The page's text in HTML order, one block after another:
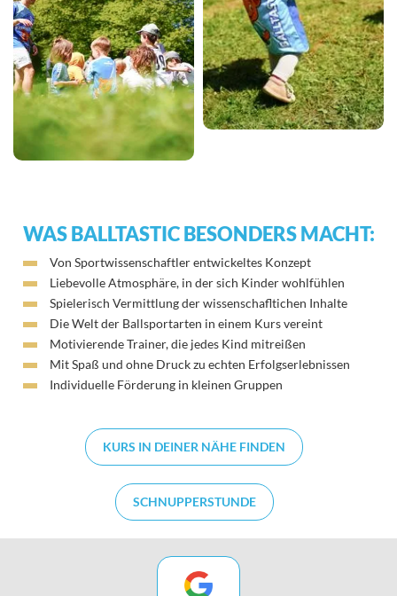
WAS BALLTASTIC BESONDERS MACHT:
Von Sportwissenschaftler entwickeltes Konzept
Liebevolle Atmosphäre, in der sich Kinder wohlfühlen
Spielerisch Vermittlung der wissenschafltichen Inhalte
Die Welt der Ballsportarten in einem Kurs vereint
Motivierende Trainer, die jedes Kind mitreißen
Mit Spaß und ohne Druck zu echten Erfolgserlebnissen
Individuelle Förderung in kleinen Gruppen
KURS IN DEINER NÄHE FINDEN
SCHNUPPERSTUNDE